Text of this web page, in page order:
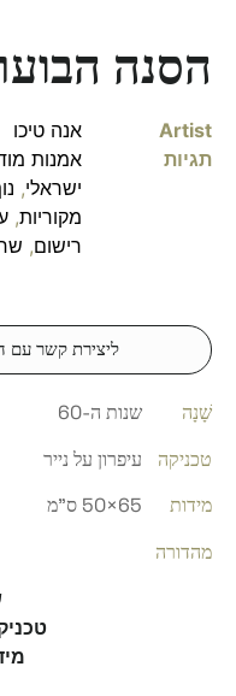
הסנה
Artist
אנה טיכו
תגיות
אמנות
ישראלי,
מקוריות,
רישום,
ליצירת קשר עם
שָׁנָה
שנות ה-60
טכניקה
עיפרון על נייר
מידות
65×50 ס"מ
מהדורה